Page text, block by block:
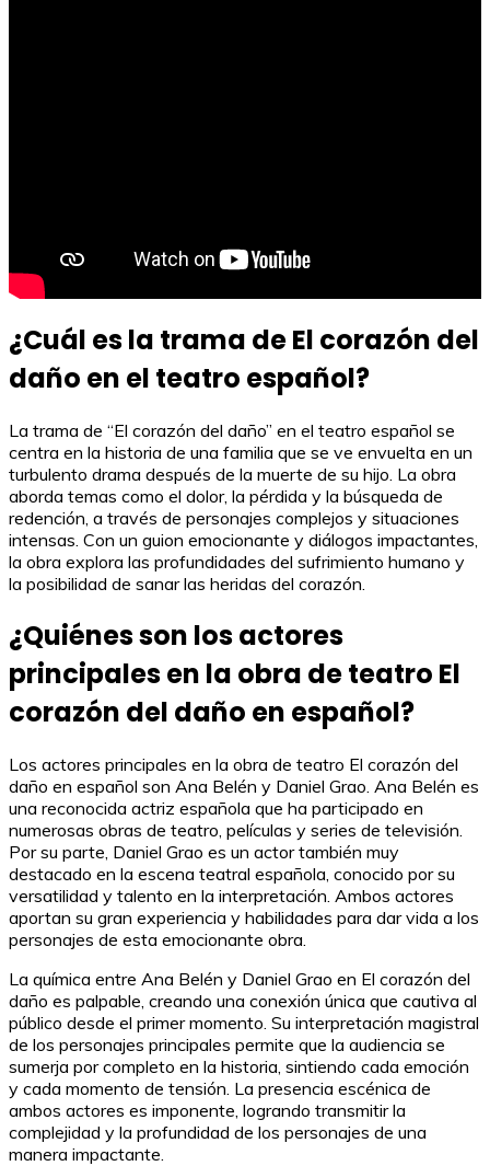
¿Cuál es la trama de El corazón del
daño en el teatro español?
La trama de “El corazón del daño” en el teatro español se
centra en la historia de una familia que se ve envuelta en un
turbulento drama después de la muerte de su hijo. La obra
aborda temas como el dolor, la pérdida y la búsqueda de
redención, a través de personajes complejos y situaciones
intensas. Con un guion emocionante y diálogos impactantes,
la obra explora las profundidades del sufrimiento humano y
la posibilidad de sanar las heridas del corazón.
¿Quiénes son los actores
principales en la obra de teatro El
corazón del daño en español?
Los actores principales en la obra de teatro El corazón del
daño en español son Ana Belén y Daniel Grao. Ana Belén es
una reconocida actriz española que ha participado en
numerosas obras de teatro, películas y series de televisión.
Por su parte, Daniel Grao es un actor también muy
destacado en la escena teatral española, conocido por su
versatilidad y talento en la interpretación. Ambos actores
aportan su gran experiencia y habilidades para dar vida a los
personajes de esta emocionante obra.
La química entre Ana Belén y Daniel Grao en El corazón del
daño es palpable, creando una conexión única que cautiva al
público desde el primer momento. Su interpretación magistral
de los personajes principales permite que la audiencia se
sumerja por completo en la historia, sintiendo cada emoción
y cada momento de tensión. La presencia escénica de
ambos actores es imponente, logrando transmitir la
complejidad y la profundidad de los personajes de una
manera impactante.